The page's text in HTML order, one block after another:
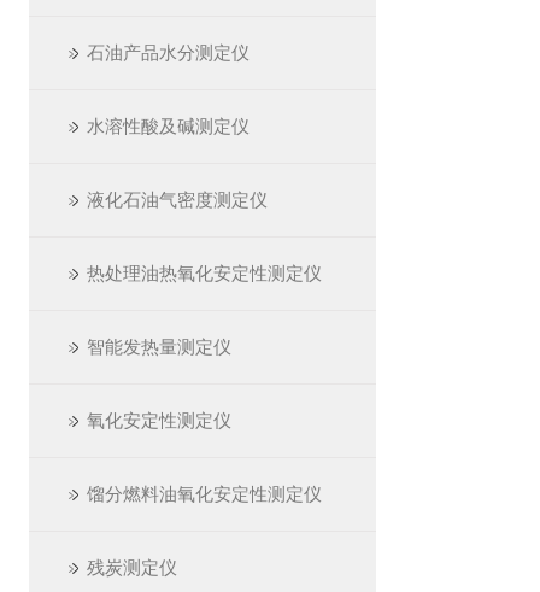
石油产品水分测定仪
水溶性酸及碱测定仪
液化石油气密度测定仪
热处理油热氧化安定性测定仪
智能发热量测定仪
氧化安定性测定仪
馏分燃料油氧化安定性测定仪
残炭测定仪